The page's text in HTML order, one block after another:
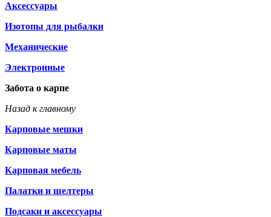
Аксессуары
Изотопы для рыбалки
Механические
Электронные
Забота о карпе
Назад к главному
Карповые мешки
Карповые маты
Карповая мебель
Палатки и шелтеры
Подсаки и аксессуары